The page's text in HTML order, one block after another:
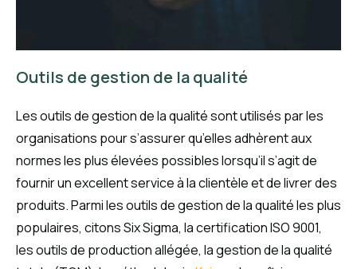
Outils de gestion de la qualité
Les outils de gestion de la qualité sont utilisés par les
organisations pour s’assurer qu’elles adhèrent aux
normes les plus élevées possibles lorsqu’il s’agit de
fournir un excellent service à la clientèle et de livrer des
produits. Parmi les outils de gestion de la qualité les plus
populaires, citons Six Sigma, la certification ISO 9001,
les outils de production allégée, la gestion de la qualité